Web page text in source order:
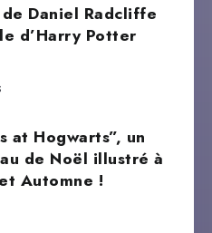
de Daniel Radcliffe
d’Harry Potter
at Hogwarts”, un
de Noël illustré à
Automne !